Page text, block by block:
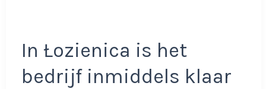
In Łozienica is het
bedrijf inmiddels klaar